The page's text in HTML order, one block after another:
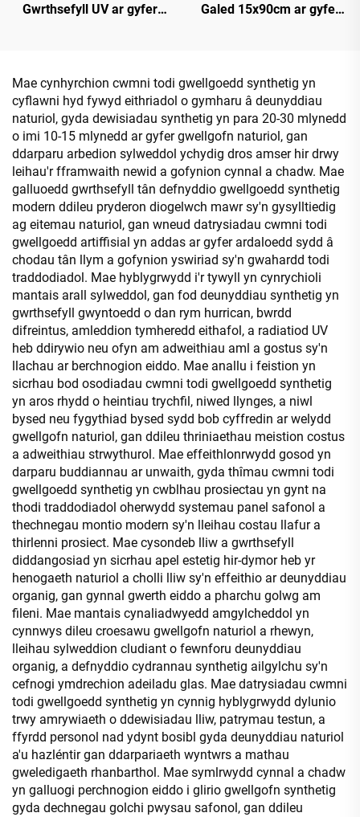
Gwrthsefyll UV ar gyfer
Galed 15x90cm ar gyfer
Mae cynhyrchion cwmni todi gwellgoedd synthetig yn
cyflawni hyd fywyd eithriadol o gymharu â deunyddiau
naturiol, gyda dewisiadau synthetig yn para 20-30 mlynedd
o imi 10-15 mlynedd ar gyfer gwellgofn naturiol, gan
ddarparu arbedion sylweddol ychydig dros amser hir drwy
leihau'r fframwaith newid a gofynion cynnal a chadw. Mae
galluoedd gwrthsefyll tân defnyddio gwellgoedd synthetig
modern ddileu pryderon diogelwch mawr sy'n gysylltiedig
ag eitemau naturiol, gan wneud datrysiadau cwmni todi
gwellgoedd artiffisial yn addas ar gyfer ardaloedd sydd â
chodau tân llym a gofynion yswiriad sy'n gwahardd todi
traddodiadol. Mae hyblygrwydd i'r tywyll yn cynrychioli
mantais arall sylweddol, gan fod deunyddiau synthetig yn
gwrthsefyll gwyntoedd o dan rym hurrican, bwrdd
difreintus, amleddion tymheredd eithafol, a radiatiod UV
heb ddirywio neu ofyn am adweithiau aml a gostus sy'n
llachau ar berchnogion eiddo. Mae anallu i feistion yn
sicrhau bod osodiadau cwmni todi gwellgoedd synthetig
yn aros rhydd o heintiau trychfil, niwed llynges, a niwl
bysed neu fygythiad bysed sydd bob cyffredin ar welydd
gwellgofn naturiol, gan ddileu thriniaethau meistion costus
a adweithiau strwythurol. Mae effeithlonrwydd gosod yn
darparu buddiannau ar unwaith, gyda thîmau cwmni todi
gwellgoedd synthetig yn cwblhau prosiectau yn gynt na
thodi traddodiadol oherwydd systemau panel safonol a
thechnegau montio modern sy'n lleihau costau llafur a
thirlenni prosiect. Mae cysondeb lliw a gwrthsefyll
diddangosiad yn sicrhau apel estetig hir-dymor heb yr
henogaeth naturiol a cholli lliw sy'n effeithio ar deunyddiau
organig, gan gynnal gwerth eiddo a pharchu golwg am
fileni. Mae mantais cynaliadwyedd amgylcheddol yn
cynnwys dileu croesawu gwellgofn naturiol a rhewyn,
lleihau sylweddion cludiant o fewnforu deunyddiau
organig, a defnyddio cydrannau synthetig ailgylchu sy'n
cefnogi ymdrechion adeiladu glas. Mae datrysiadau cwmni
todi gwellgoedd synthetig yn cynnig hyblygrwydd dylunio
trwy amrywiaeth o ddewisiadau lliw, patrymau testun, a
ffyrdd personol nad ydynt bosibl gyda deunyddiau naturiol
a'u hazléntir gan ddarpariaeth wyntwrs a mathau
gweledigaeth rhanbarthol. Mae symlrwydd cynnal a chadw
yn galluogi perchnogion eiddo i glirio gwellgofn synthetig
gyda dechnegau golchi pwysau safonol, gan ddileu